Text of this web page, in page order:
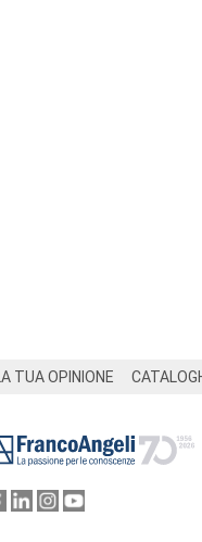
LA TUA OPINIONE